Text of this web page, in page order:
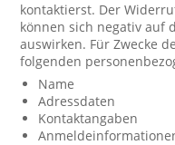
kontaktierst. Der
können sich negativ auf
auswirken. Für Zwecke
folgenden
Name
Adressdaten
Kontaktangaben